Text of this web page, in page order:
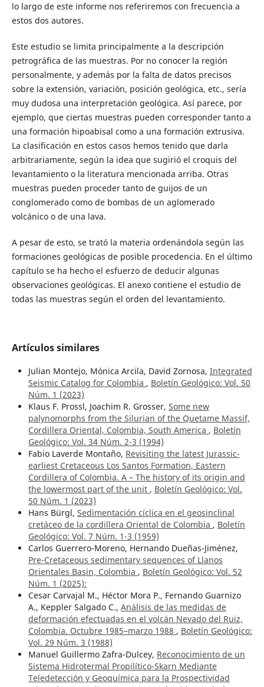
lo largo de este informe nos referiremos con frecuencia a
estos dos autores.
Este estudio se limita principalmente a la descripción
petrográfica de las muestras. Por no conocer la región
personalmente, y además por la falta de datos precisos
sobre la extensión, variación, posición geológica, etc., sería
muy dudosa una interpretación geológica. Así parece, por
ejemplo, que ciertas muestras pueden corresponder tanto a
una formación hipoabisal como a una formación extrusiva.
La clasificación en estos casos hemos tenido que darla
arbitrariamente, según la idea que sugirió el croquis del
levantamiento o la literatura mencionada arriba. Otras
muestras pueden proceder tanto de guijos de un
conglomerado como de bombas de un aglomerado
volcánico o de una lava.
A pesar de esto, se trató la materia ordenándola según las
formaciones geológicas de posible procedencia. En el último
capítulo se ha hecho el esfuerzo de deducir algunas
observaciones geológicas. El anexo contiene el estudio de
todas las muestras según el orden del levantamiento.
Artículos similares
Julian Montejo, Mónica Arcila, David Zornosa, Integrated
Seismic Catalog for Colombia , Boletín Geológico: Vol. 50
Núm. 1 (2023)
Klaus F. Prossl, Joachim R. Grosser, Some new
palynomorphs from the Silurian of the Quetame Massif,
Cordillera Oriental, Colombia, South America , Boletín
Geológico: Vol. 34 Núm. 2-3 (1994)
Fabio Laverde Montaño, Revisiting the latest Jurassic-
earliest Cretaceous Los Santos Formation, Eastern
Cordillera of Colombia. A – The history of its origin and
the lowermost part of the unit , Boletín Geológico: Vol.
50 Núm. 1 (2023)
Hans Bürgl, Sedimentación cíclica en el geosinclinal
cretáceo de la cordillera Oriental de Colombia , Boletín
Geológico: Vol. 7 Núm. 1-3 (1959)
Carlos Guerrero-Moreno, Hernando Dueñas-Jiménez,
Pre-Cretaceous sedimentary sequences of Llanos
Orientales Basin, Colombia , Boletín Geológico: Vol. 52
Núm. 1 (2025):
Cesar Carvajal M., Héctor Mora P., Fernando Guarnizo
A., Keppler Salgado C., Análisis de las medidas de
deformación efectuadas en el volcán Nevado del Ruiz,
Colombia. Octubre 1985–marzo 1988 , Boletín Geológico:
Vol. 29 Núm. 3 (1988)
Manuel Guillermo Zafra-Dulcey, Reconocimiento de un
Sistema Hidrotermal Propilítico-Skarn Mediante
Teledetección y Geoquímica para la Prospectividad